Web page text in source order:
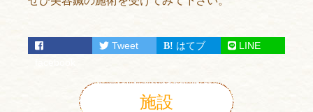
Tweet はてブ LINE
施設